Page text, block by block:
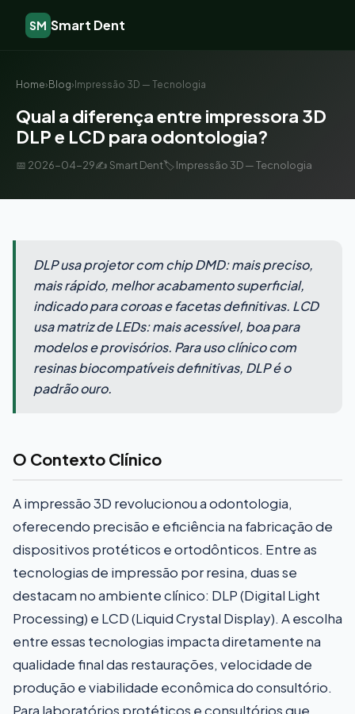
SM Smart Dent
Home› Blog› Impressão 3D — Tecnologia
Qual a diferença entre impressora 3D
DLP e LCD para odontologia?
📅 2026-04-29✍️ Smart Dent🏷️ Impressão 3D — Tecnologia
DLP usa projetor com chip DMD: mais preciso,
mais rápido, melhor acabamento superficial,
indicado para coroas e facetas definitivas. LCD
usa matriz de LEDs: mais acessível, boa para
modelos e provisórios. Para uso clínico com
resinas biocompatíveis definitivas, DLP é o
padrão ouro.
O Contexto Clínico
A impressão 3D revolucionou a odontologia,
oferecendo precisão e eficiência na fabricação de
dispositivos protéticos e ortodônticos. Entre as
tecnologias de impressão por resina, duas se
destacam no ambiente clínico: DLP (Digital Light
Processing) e LCD (Liquid Crystal Display). A escolha
entre essas tecnologias impacta diretamente na
qualidade final das restaurações, velocidade de
produção e viabilidade econômica do consultório.
Para laboratórios protéticos e consultórios que